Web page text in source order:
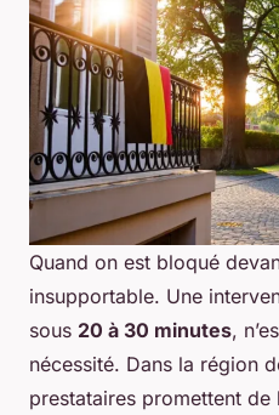
Quand on est bloqué
insupportable. Une
sous 20 à 30 minutes,
nécessité. Dans la région
prestataires promettent